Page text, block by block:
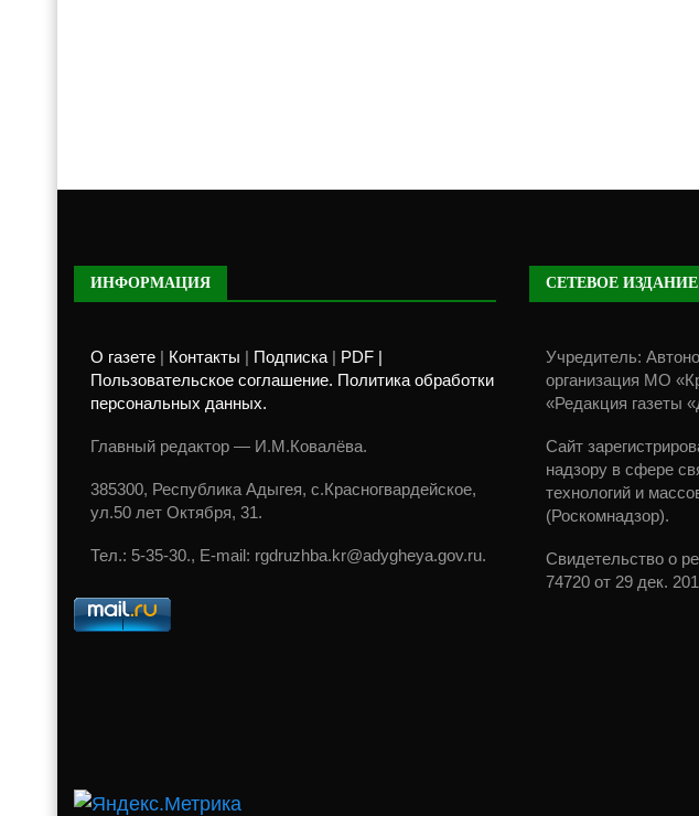
ИНФОРМАЦИЯ
О газете Контакты Подписка
PDF |
Пользовательское соглашение. Политика обработки
персональных данных.
Главный редактор — И.М.Ковалёва.
385300, Республика Адыгея, с.Красногвардейское,
ул.50 лет Октября, 31.
Тел.: 5-35-30., E-mail: rgdruzhba.kr@adygheya.gov.ru.
СЕТЕВОЕ ИЗДАНИЕ
Учредитель:
организация МО
«Редакция газеты
Сайт
надзору в сфере
технологий и
(Роскомнадзор).
Свидетельство о
74720 от 29 дек.